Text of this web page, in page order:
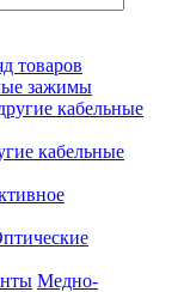
товаров
зажимы
кабельные
Медно-